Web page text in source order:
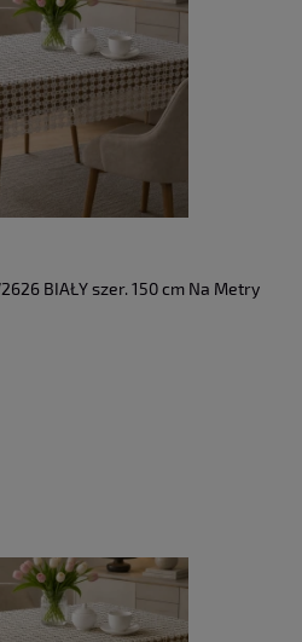
BIAŁY szer. 150 cm Na Metry